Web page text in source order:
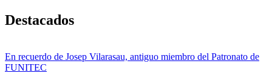
Destacados
En recuerdo de Josep Vilarasau, antiguo miembro del Patronato de
FUNITEC